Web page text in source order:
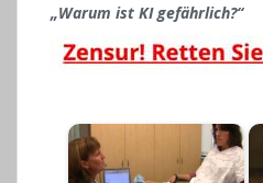
„Warum ist KI gefährlich?“